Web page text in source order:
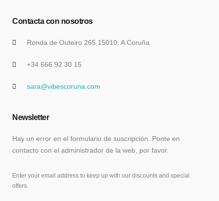
Contacta con nosotros
Ronda de Outeiro 265 15010, A Coruña
+34 666 92 30 15
sara@vibescoruna.com
Newsletter
Hay un error en el formulario de suscripción. Ponte en
contacto con el administrador de la web, por favor.
Enter your email address to keep up with our discounts and special
offers.